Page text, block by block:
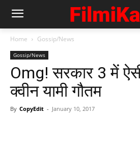
Home Gossip/News
Gossip/News
Omg! सरकार 3 में ऐसी
क्‍वीन यामी गौतम
By CopyEdit - January 10, 2017